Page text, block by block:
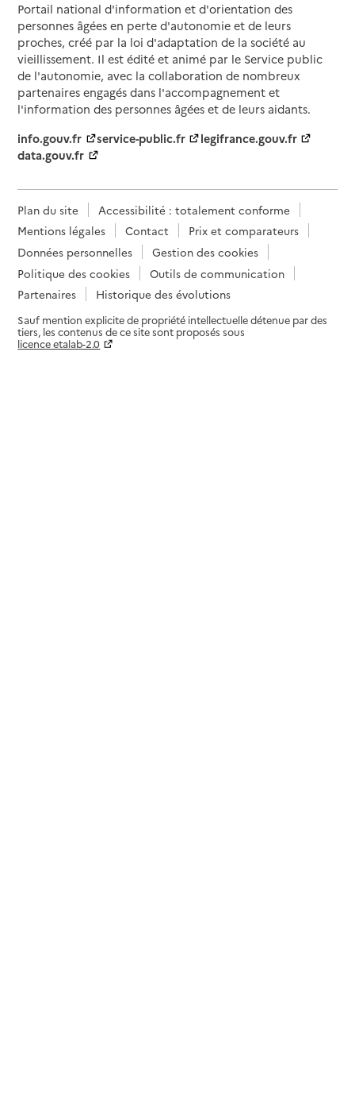
Portail national d'information et d'orientation des
personnes âgées en perte d'autonomie et de leurs
proches, créé par la loi d'adaptation de la société au
vieillissement. Il est édité et animé par le Service public
de l'autonomie, avec la collaboration de nombreux
partenaires engagés dans l'accompagnement et
l'information des personnes âgées et de leurs aidants.
info.gouv.fr
service-public.fr
legifrance.gouv.fr
data.gouv.fr
Plan du site
Accessibilité : totalement conforme
Mentions légales
Contact
Prix et comparateurs
Données personnelles
Gestion des cookies
Politique des cookies
Outils de communication
Partenaires
Historique des évolutions
Sauf mention explicite de propriété intellectuelle détenue par des
tiers, les contenus de ce site sont proposés sous
licence etalab-2.0